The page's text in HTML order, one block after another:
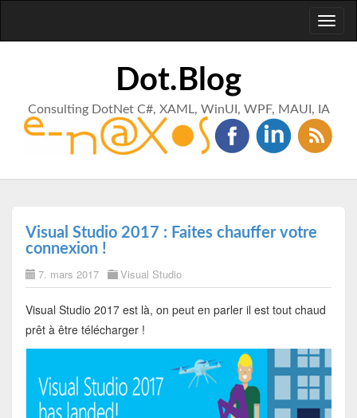
Dot.Blog
Consulting DotNet C#, XAML, WinUI, WPF, MAUI, IA
Visual Studio 2017 : Faites chauffer votre
connexion !
7. mars 2017 Visual Studio
Visual Studio 2017 est là, on peut en parler il est tout chaud
prêt à être télécharger !